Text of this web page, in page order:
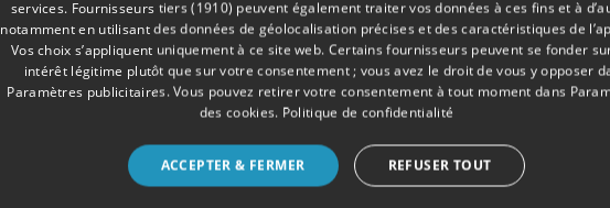
services. Fournisseurs tiers (1910) peuvent également traiter vos données à ces fins et à
notamment en utilisant des données de géolocalisation précises et des caractéristiques de
Vos choix s’appliquent uniquement à ce site web. Certains fournisseurs peuvent se fonder
intérêt légitime plutôt que sur votre consentement ; vous avez le droit de vous y opposer
Paramètres publicitaires. Vous pouvez retirer votre consentement à tout moment dans
des cookies. Politique de confidentialité
ACCEPTER & FERMER REFUSER TOUT